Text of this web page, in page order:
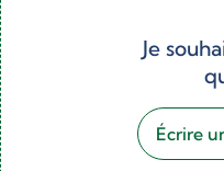
Je
Écrire